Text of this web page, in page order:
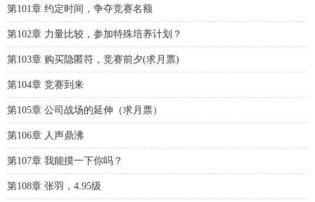
第101章 约定时间，争夺竞赛名额
第102章 力量比较，参加特殊培养计划？
第103章 购买隐匿符，竞赛前夕(求月票)
第104章 竞赛到来
第105章 公司战场的延伸（求月票）
第106章 人声鼎沸
第107章 我能摸一下你吗？
第108章 张羽，4.95级